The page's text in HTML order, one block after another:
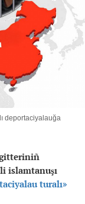
deportaciyalauğa
islamtanuşı
turalı»